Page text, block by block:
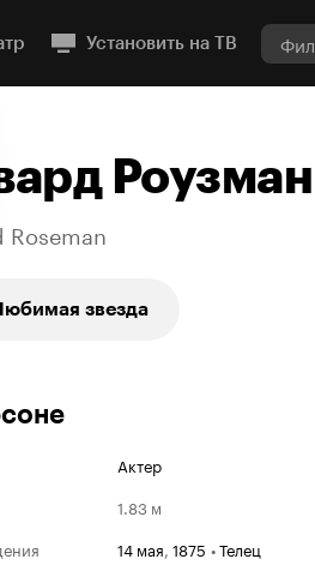
Установить на ТВ
Роузман
Roseman
звезда
Актер
1.83 м
14 мая, 1875 •Телец